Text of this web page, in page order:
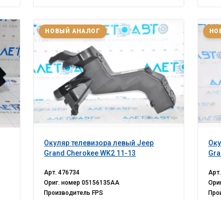
Окуляр телевизора левый Jeep
Grand Cherokee WK2 11-13
НОВЫЙ АНАЛОГ
Арт.476734
Ориг. номер05156135AA
Производитель FPS
Арт.